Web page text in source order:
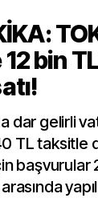
bin
dar gelirli
TL taksitle
başvurular